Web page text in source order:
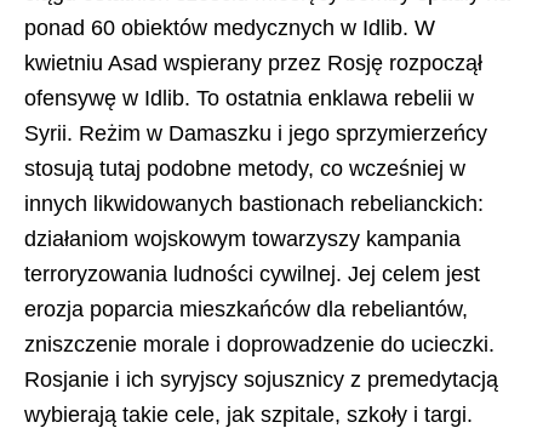
ponad 60 obiektów medycznych w Idlib. W
kwietniu Asad wspierany przez Rosję rozpoczął
ofensywę w Idlib. To ostatnia enklawa rebelii w
Syrii. Reżim w Damaszku i jego sprzymierzeńcy
stosują tutaj podobne metody, co wcześniej w
innych likwidowanych bastionach rebelianckich:
działaniom wojskowym towarzyszy kampania
terroryzowania ludności cywilnej. Jej celem jest
erozja poparcia mieszkańców dla rebeliantów,
zniszczenie morale i doprowadzenie do ucieczki.
Rosjanie i ich syryjscy sojusznicy z premedytacją
wybierają takie cele, jak szpitale, szkoły i targi.